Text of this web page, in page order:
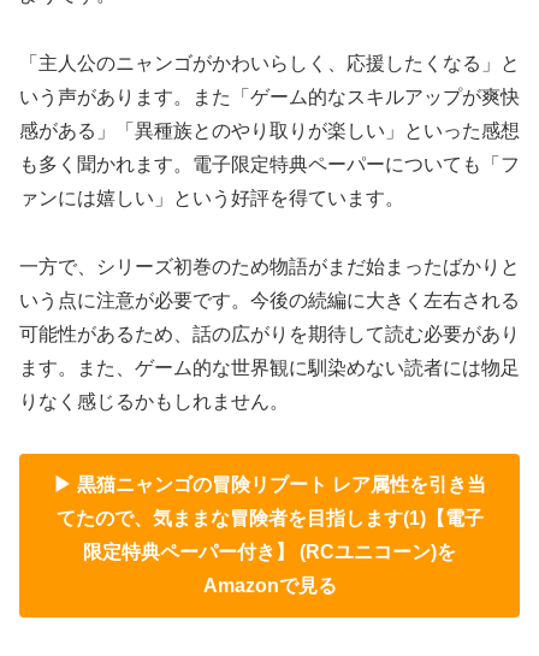
「主人公のニャンゴがかわいらしく、応援したくなる」と
いう声があります。また「ゲーム的なスキルアップが爽快
感がある」「異種族とのやり取りが楽しい」といった感想
も多く聞かれます。電子限定特典ペーパーについても「フ
ァンには嬉しい」という好評を得ています。
一方で、シリーズ初巻のため物語がまだ始まったばかりと
いう点に注意が必要です。今後の続編に大きく左右される
可能性があるため、話の広がりを期待して読む必要があり
ます。また、ゲーム的な世界観に馴染めない読者には物足
りなく感じるかもしれません。
▶ 黒猫ニャンゴの冒険リブート レア属性を引き当
てたので、気ままな冒険者を目指します(1)【電子
限定特典ペーパー付き】 (RCユニコーン)を
Amazonで見る